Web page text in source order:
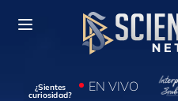
¿Sientes
curiosidad?
EN VIVO